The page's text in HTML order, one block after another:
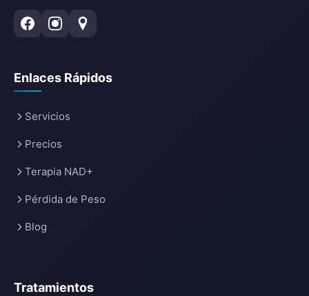
Enlaces Rápidos
Servicios
Precios
Terapia NAD+
Pérdida de Peso
Blog
Tratamientos